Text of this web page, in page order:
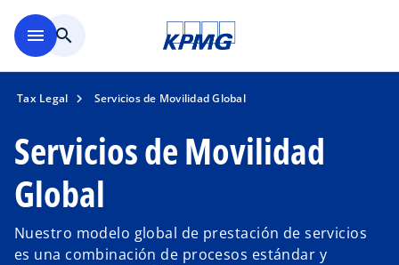
menu search
Tax Legal Servicios de Movilidad Global
Servicios de Movilidad
Global
Nuestro modelo global de prestación de servicios
es una combinación de procesos estándar y